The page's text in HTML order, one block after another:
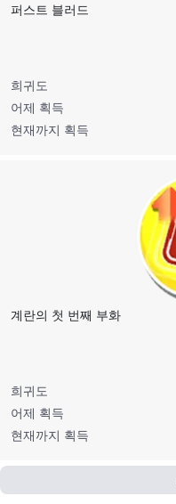
퍼스트 블러드
희귀도
어제 획득
현재까지 획득
계란의 첫 번째 부화
희귀도
어제 획득
현재까지 획득